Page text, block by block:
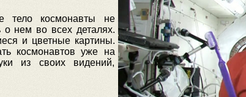
тело космонавты не
о нем во всех деталях.
и цветные картины.
космонавтов уже на
из своих видений,